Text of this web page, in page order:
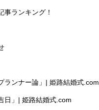
ランキング！
ランナー論」| 姫路結婚式.com
日」| 姫路結婚式.com